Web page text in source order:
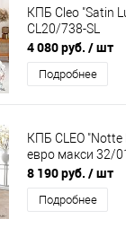
КПБ Cleo "Satin
CL20/738-SL
4 080 руб. / шт
Подробнее
КПБ CLEO
евро макси 32/
8 190 руб. / шт
Подробнее